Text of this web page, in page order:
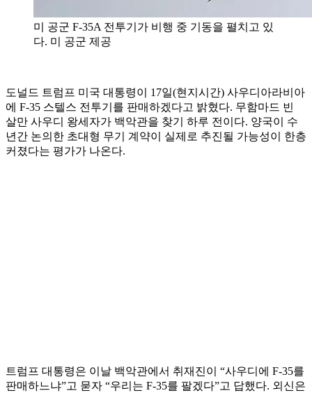
미 공군 F-35A 전투기가 비행 중 기동을 펼치고 있
다. 미 공군 제공
도널드 트럼프 미국 대통령이 17일(현지시간) 사우디아라비아
에 F-35 스텔스 전투기를 판매하겠다고 밝혔다. 무함마드 빈
살만 사우디 왕세자가 백악관을 찾기 하루 전이다. 양국이 수
년간 논의한 초대형 무기 계약이 실제로 추진될 가능성이 한층
커졌다는 평가가 나온다.
트럼프 대통령은 이날 백악관에서 취재진이 “사우디에 F-35를
판매하느냐”고 묻자 “우리는 F-35를 팔겠다”고 답했다. 외신은